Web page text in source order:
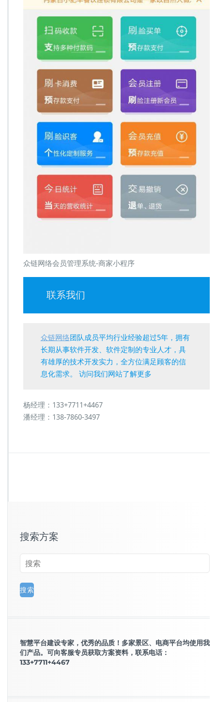
众链网络会员管理系统-商家小程序
联系我们
众链网络团队成员平均行业经验超过5年，拥有
长期从事软件开发、软件定制的专业人才，具
有雄厚的技术开发实力，全方位满足顾客的信
息化需求。 访问我们网站了解更多
杨经理：133+7711+4467
潘经理：138-7860-3497
搜索方案
智慧平台建设专家，优秀的品质！多家景区、电商平台均使用我
们产品。可向客服专员获取方案资料，联系电话：
133+7711+4467